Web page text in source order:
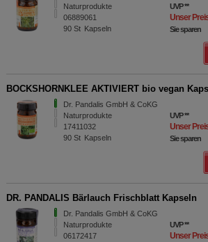
Naturprodukte
06889061
90 St Kapseln
UVP**
Unser
Sie sparen
BOCKSHORNKLEE AKTIVIERT bio vegan
Dr. Pandalis GmbH & CoKG
Naturprodukte
17411032
90 St Kapseln
UVP**
Unser
Sie sparen
DR. PANDALIS Bärlauch Frischblatt Kapseln
Dr. Pandalis GmbH & CoKG
Naturprodukte
06172417
UVP**
Unser